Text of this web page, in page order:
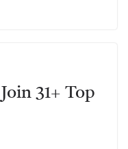
31+ Top